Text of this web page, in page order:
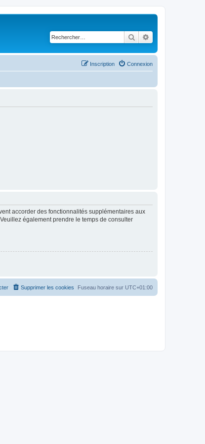
Rechercher
Connexion
Inscription
accorder des fonctionnalités supplémentaires aux
également prendre le temps de consulter
Fuseau horaire sur UTC+01:00
Supprimer les cookies